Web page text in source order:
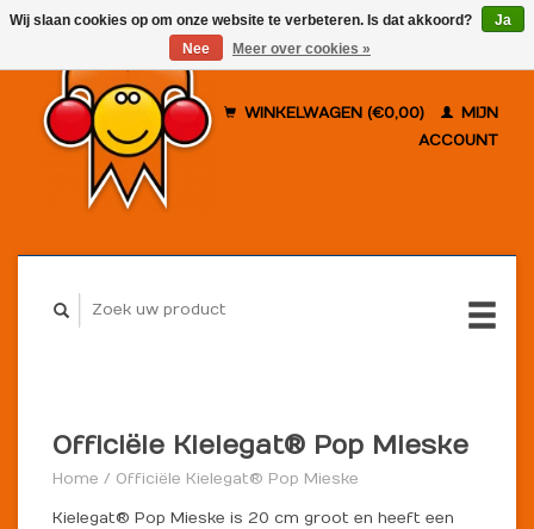
WINKELWAGEN (€0,00)
MIJN
ACCOUNT
Officiële Kielegat® Pop Mieske
Home / Officiële Kielegat® Pop Mieske
Kielegat® Pop Mieske is 20 cm groot en heeft een
Wij slaan cookies op om onze website te verbeteren. Is dat akkoord?
Ja
Nee
Meer over cookies »